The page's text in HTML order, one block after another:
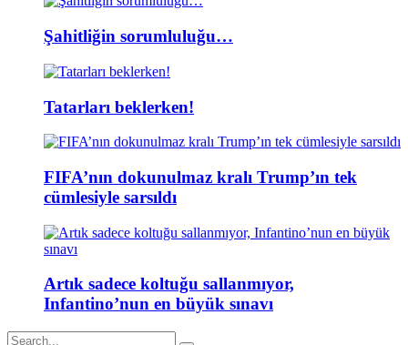
Şahitliğin sorumluluğu…
Tatarları beklerken!
FIFA’nın dokunulmaz kralı Trump’ın tek
cümlesiyle sarsıldı
Artık sadece koltuğu sallanmıyor,
Infantino’nun en büyük sınavı